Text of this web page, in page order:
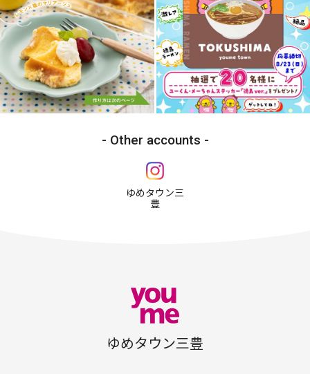
Other accounts
ゆめタウン三
豊
ゆめタウン三豊